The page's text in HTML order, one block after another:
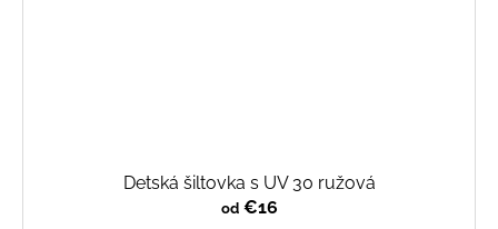
Detská šiltovka s UV 30 ružová
od€16